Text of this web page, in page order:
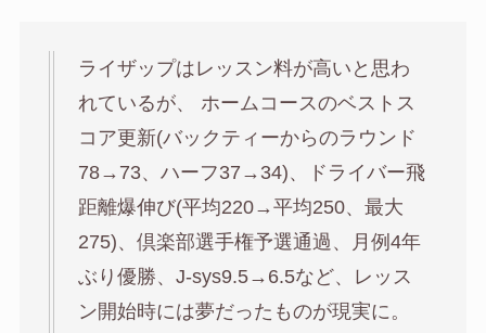
ライザップはレッスン料が高いと思わ
れているが、 ホームコースのベストス
コア更新(バックティーからのラウンド
78→73、ハーフ37→34)、ドライバー飛
距離爆伸び(平均220→平均250、最大
275)、倶楽部選手権予選通過、月例4年
ぶり優勝、J-sys9.5→6.5など、レッス
ン開始時には夢だったものが現実に。